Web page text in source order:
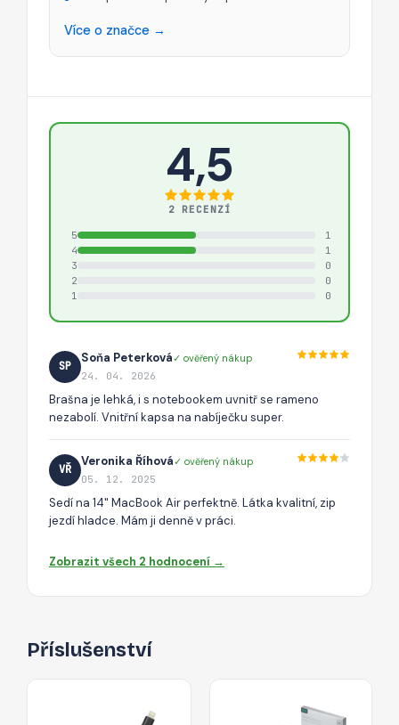
Více o značce →
4,5
2 RECENZÍ
5
1
4
1
3
0
2
0
1
0
SP
Soňa Peterková✓ ověřený nákup
24. 04. 2026
Brašna je lehká, i s notebookem uvnitř se rameno
nezabolí. Vnitřní kapsa na nabíječku super.
VŘ
Veronika Říhová✓ ověřený nákup
05. 12. 2025
Sedí na 14" MacBook Air perfektně. Látka kvalitní, zip
jezdí hladce. Mám ji denně v práci.
Zobrazit všech 2 hodnocení →
Příslušenství